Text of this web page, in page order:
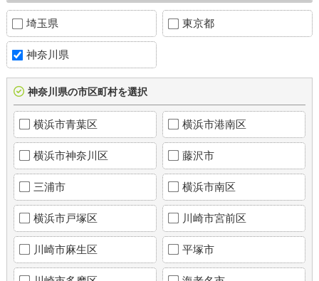
埼玉県 東京都
神奈川県
神奈川県の市区町村を選択
横浜市青葉区 横浜市港南区
横浜市神奈川区 藤沢市
三浦市 横浜市南区
横浜市戸塚区 川崎市宮前区
川崎市麻生区 平塚市